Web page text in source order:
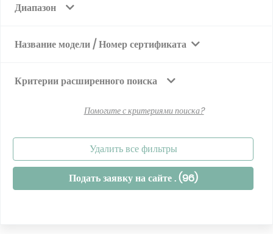
Диапазон
Название модели / Номер сертификата
Критерии расширенного поиска
Помогите с критериями поиска?
Удалить все фильтры
Подать заявку на сайте . (96)